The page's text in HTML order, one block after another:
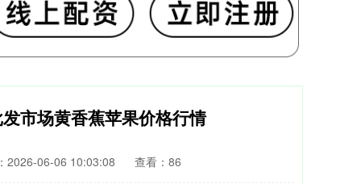
市场黄香蕉苹果价格行情
2026-06-06 10:03:08 查看：86